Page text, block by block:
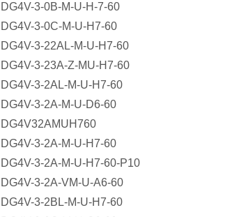
DG4V-3-0B-M-U-H-7-60
DG4V-3-0C-M-U-H7-60
DG4V-3-22AL-M-U-H7-60
DG4V-3-23A-Z-MU-H7-60
DG4V-3-2AL-M-U-H7-60
DG4V-3-2A-M-U-D6-60
DG4V32AMUH760
DG4V-3-2A-M-U-H7-60
DG4V-3-2A-M-U-H7-60-P10
DG4V-3-2A-VM-U-A6-60
DG4V-3-2BL-M-U-H7-60